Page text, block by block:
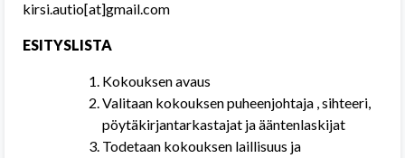
kirsi.autio[at]gmail.com
ESITYSLISTA
Kokouksen avaus
Valitaan kokouksen puheenjohtaja , sihteeri,
pöytäkirjantarkastajat ja ääntenlaskijat
Todetaan kokouksen laillisuus ja